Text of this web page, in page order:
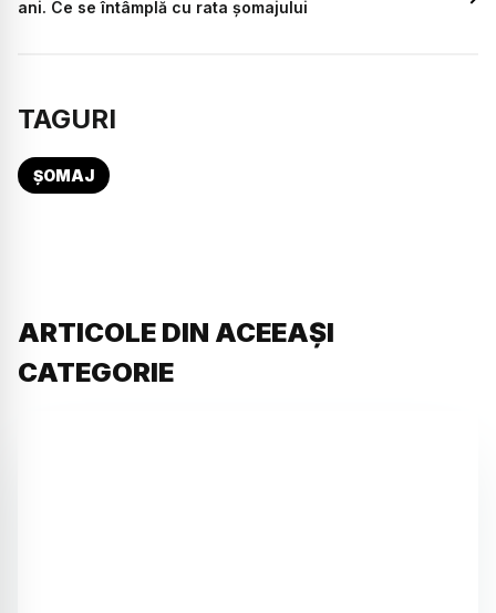
ani. Ce se întâmplă cu rata șomajului
TAGURI
ȘOMAJ
ARTICOLE DIN ACEEAȘI
CATEGORIE